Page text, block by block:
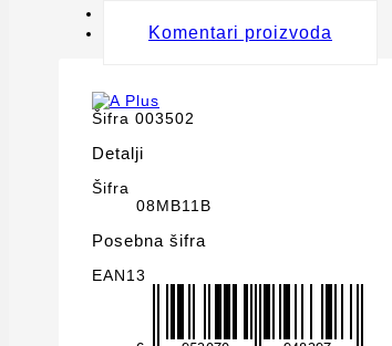
Komentari proizvoda
Šifra 003502
Detalji
Šifra
08MB11B
Posebna šifra
EAN13